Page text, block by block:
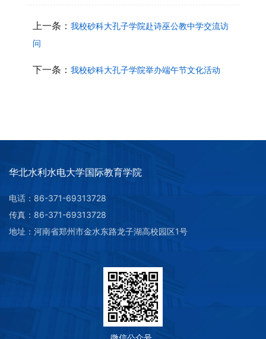
上一条： 我校砂科大孔子学院赴诗巫公教中学交流访
问
下一条： 我校砂科大孔子学院举办端午节文化活动
华北水利水电大学国际教育学院
电话：86-371-69313728
传真：86-371-69313728
地址：河南省郑州市金水东路龙子湖高校园区1号